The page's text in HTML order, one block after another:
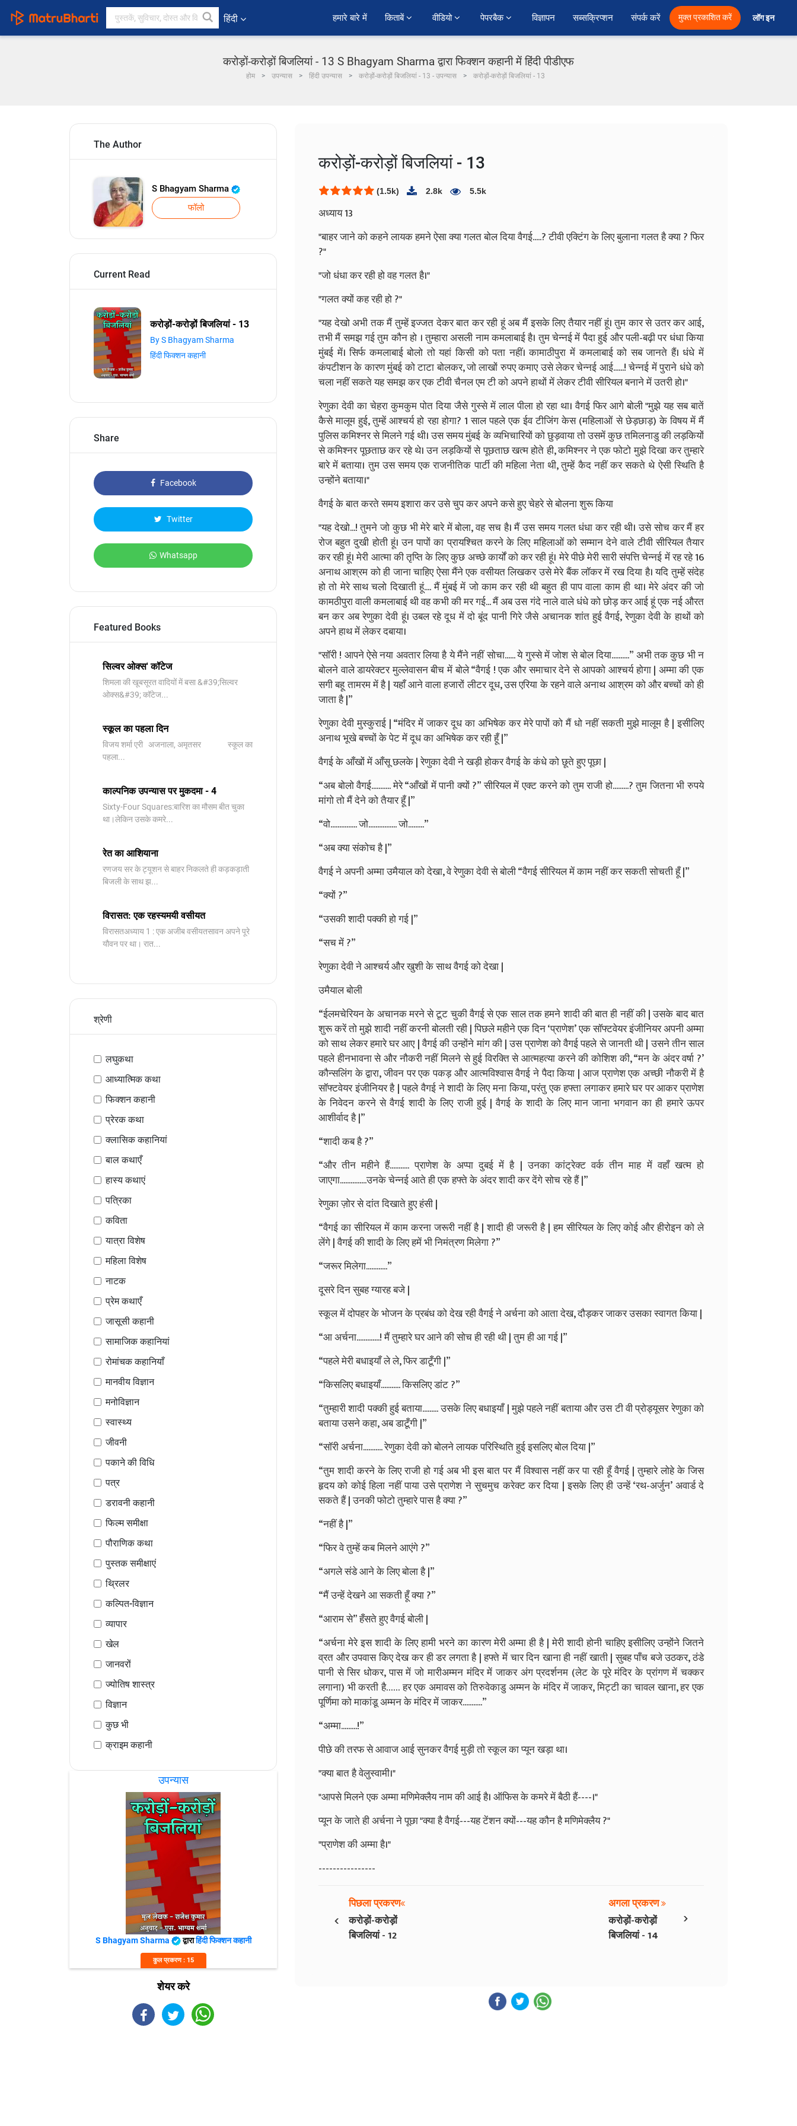
हिंदी हमारे बारे में किताबें वीडियो पेपरबैक विज्ञापन सब्सक्रिप्शन संपर्क करें मुक्त प्रकाशित करें लॉग इन
करोड़ों-करोड़ों बिजलियां - 13 S Bhagyam Sharma द्वारा फिक्शन कहानी में हिंदी पीडीएफ
होम उपन्यास हिंदी उपन्यास करोड़ों-करोड़ों बिजलियां - 13 - उपन्यास करोड़ों-करोड़ों बिजलियां - 13
The Author
S Bhagyam Sharma
फॉलो
Current Read
करोड़ों-करोड़ों बिजलियां - 13
By S Bhagyam Sharma
हिंदी फिक्शन कहानी
Share
Facebook
Twitter
Whatsapp
Featured Books
सिल्वर ओक्स' कॉटेज
शिमला की खूबसूरत वादियों में बसा &#39;सिल्वर
ओक्स&#39; कॉटेज...
स्कूल का पहला दिन
विजय शर्मा एरी अजनाला, अमृतसर स्कूल का
पहला...
काल्पनिक उपन्यास पर मुकदमा - 4
Sixty-Four Squares:बारिश का मौसम बीत चुका
था।लेकिन उसके कमरे...
रेत का आशियाना
रणजय सर के ट्यूशन से बाहर निकलते ही कड़कड़ाती
बिजली के साथ झ...
विरासत: एक रहस्यमयी वसीयत
विरासतअध्याय 1 : एक अजीब वसीयतसावन अपने पूरे
यौवन पर था। रात...
श्रेणी
लघुकथा
आध्यात्मिक कथा
फिक्शन कहानी
प्रेरक कथा
क्लासिक कहानियां
बाल कथाएँ
हास्य कथाएं
पत्रिका
कविता
यात्रा विशेष
महिला विशेष
नाटक
प्रेम कथाएँ
जासूसी कहानी
सामाजिक कहानियां
रोमांचक कहानियाँ
मानवीय विज्ञान
मनोविज्ञान
स्वास्थ्य
जीवनी
पकाने की विधि
पत्र
डरावनी कहानी
फिल्म समीक्षा
पौराणिक कथा
पुस्तक समीक्षाएं
थ्रिलर
कल्पित-विज्ञान
व्यापार
खेल
जानवरों
ज्योतिष शास्त्र
विज्ञान
कुछ भी
क्राइम कहानी
उपन्यास
S Bhagyam Sharma द्वाराहिंदी फिक्शन कहानी
कुल प्रकरण : 15
शेयर करे
करोड़ों-करोड़ों बिजलियां - 13
(1.5k) 2.8k 5.5k
अध्याय 13
"बाहर जाने को कहने लायक हमने ऐसा क्या गलत बोल दिया वैगई.....? टीवी एक्टिंग के लिए बुलाना गलत है क्या ? फिर
?"
"जो धंधा कर रही हो वह गलत है।"
"गलत क्यों कह रही हो ?"
"यह देखो अभी तक मैं तुम्हें इज्जत देकर बात कर रही हूं अब मैं इसके लिए तैयार नहीं हूं। तुम कार से उतर कर आई,
तभी मैं समझ गई तुम कौन हो । तुम्हारा असली नाम कमलाबाई है। तुम चेन्नई में पैदा हुई और पली-बढ़ी पर धंधा किया
मुंबई में। सिर्फ कमलाबाई बोलो तो यहां किसी को पता नहीं। कामाठीपुरा में कमलाबाई को सब जानते हैं। धंधे में
कंपटीशन के कारण मुंबई को टाटा बोलकर, जो लाखों रुपए कमाए उसे लेकर चेन्नई आई......! चेन्नई में पुराने धंधे को
चला नहीं सकते यह समझ कर एक टीवी चैनल एम टी को अपने हाथों में लेकर टीवी सीरियल बनाने में उतरी हो।"
रेणुका देवी का चेहरा कुमकुम पोत दिया जैसे गुस्से में लाल पीला हो रहा था। वैगई फिर आगे बोली "मुझे यह सब बातें
कैसे मालूम हुई, तुम्हें आश्चर्य हो रहा होगा? 1 साल पहले एक ईव टीजिंग केस (महिलाओं से छेड़छाड़) के विषय में मैं
पुलिस कमिश्नर से मिलने गई थी। उस समय मुंबई के व्यभिचारियों को छुड़वाया तो उसमें कुछ तमिलनाडु की लड़कियों
से कमिश्नर पूछताछ कर रहे थे। उन लड़कियों से पूछताछ खत्म होते ही, कमिश्नर ने एक फोटो मुझे दिखा कर तुम्हारे
बारे में बताया। तुम उस समय एक राजनीतिक पार्टी की महिला नेता थी, तुम्हें कैद नहीं कर सकते थे ऐसी स्थिति है
उन्होंने बताया।"
वैगई के बात करते समय इशारा कर उसे चुप कर अपने कसे हुए चेहरे से बोलना शुरू किया
"यह देखो...! तुमने जो कुछ भी मेरे बारे में बोला, वह सच है। मैं उस समय गलत धंधा कर रही थी। उसे सोच कर मैं हर
रोज बहुत दुखी होती हूं। उन पापों का प्रायश्चित करने के लिए महिलाओं को सम्मान देने वाले टीवी सीरियल तैयार
कर रही हूं। मेरी आत्मा की तृप्ति के लिए कुछ अच्छे कार्यों को कर रही हूं। मेरे पीछे मेरी सारी संपत्ति चेन्नई में रह रहे 16
अनाथ आश्रम को ही जाना चाहिए ऐसा मैंने एक वसीयत लिखकर उसे मेरे बैंक लॉकर में रख दिया है। यदि तुम्हें संदेह
हो तो मेरे साथ चलो दिखाती हूं.... मैं मुंबई में जो काम कर रही थी बहुत ही पाप वाला काम ही था। मेरे अंदर की जो
कामठीपुरा वाली कमलाबाई थी वह कभी की मर गई... मैं अब उस गंदे नाले वाले धंधे को छोड़ कर आई हूं एक नई औरत
बन कर अब रेणुका देवी हूं। उबल रहे दूध में दो बूंद पानी गिरे जैसे अचानक शांत हुई वैगई, रेणुका देवी के हाथों को
अपने हाथ में लेकर दबाया।
"सॉरी ! आपने ऐसे नया अवतार लिया है ये मैंने नहीं सोचा...... ये गुस्से में जोश से बोल दिया..........” अभी तक कुछ भी न
बोलने वाले डायरेक्टर मुल्लेवासन बीच में बोले “वैगई ! एक और समाचार देने से आपको आश्चर्य होगा | अम्मा की एक
सगी बहू तामरम में है | यहाँ आने वाला हजारों लीटर दूध, उस एरिया के रहने वाले अनाथ आश्रम को और बच्चों को ही
जाता है |”
रेणुका देवी मुस्कुराई | “मंदिर में जाकर दूध का अभिषेक कर मेरे पापों को मैं धो नहीं सकती मुझे मालूम है | इसीलिए
अनाथ भूखे बच्चों के पेट में दूध का अभिषेक कर रही हूँ |”
वैगई के आँखों में आँसू छलके | रेणुका देवी ने खड़ी होकर वैगई के कंधे को छूते हुए पूछा |
“अब बोलो वैगई........... मेरे “आँखों में पानी क्यों ?” सीरियल में एक्ट करने को तुम राजी हो.........? तुम जितना भी रुपये
मांगो तो मैं देने को तैयार हूँ |”
“वो............... जो................ जो.........”
“अब क्या संकोच है |”
वैगई ने अपनी अम्मा उमैयाल को देखा, वे रेणुका देवी से बोली “वैगई सीरियल में काम नहीं कर सकती सोचती हूँ |”
“क्यों ?”
“उसकी शादी पक्की हो गई |”
“सच में ?”
रेणुका देवी ने आश्चर्य और खुशी के साथ वैगई को देखा |
उमैयाल बोली
“ईलमचेरियन के अचानक मरने से टूट चुकी वैगई से एक साल तक हमने शादी की बात ही नहीं की | उसके बाद बात
शुरू करें तो मुझे शादी नहीं करनी बोलती रही | पिछले महीने एक दिन ‘प्राणेश’ एक सॉफ्टवेयर इंजीनियर अपनी अम्मा
को साथ लेकर हमारे घर आए | वैगई की उन्होंने मांग की | उस प्राणेश को वैगई पहले से जानती थी | उसने तीन साल
पहले हीनभावना से और नौकरी नहीं मिलने से हुई विरक्ति से आत्महत्या करने की कोशिश की, “मन के अंदर वर्षा ?’
कौन्सलिंग के द्वारा, जीवन पर एक पकड़ और आत्मविश्वास वैगई ने पैदा किया | आज प्राणेश एक अच्छी नौकरी में है
सॉफ्टवेयर इंजीनियर है | पहले वैगई ने शादी के लिए मना किया, परंतु एक हफ्ता लगाकर हमारे घर पर आकर प्राणेश
के निवेदन करने से वैगई शादी के लिए राजी हुई | वैगई के शादी के लिए मान जाना भगवान का ही हमारे ऊपर
आशीर्वाद है |”
“शादी कब है ?”
“और तीन महीने हैं........... प्राणेश के अप्पा दुबई में है | उनका कांट्रेक्ट वर्क तीन माह में वहाँ खत्म हो
जाएगा...............उनके चेन्नई आते ही एक हफ्ते के अंदर शादी कर देंगे सोच रहे हैं |”
रेणुका ज़ोर से दांत दिखाते हुए हंसी |
“वैगई का सीरियल में काम करना जरूरी नहीं है | शादी ही जरूरी है | हम सीरियल के लिए कोई और हीरोइन को ले
लेंगे | वैगई की शादी के लिए हमें भी निमंत्रण मिलेगा ?”
“जरूर मिलेगा............”
दूसरे दिन सुबह ग्यारह बजे |
स्कूल में दोपहर के भोजन के प्रबंध को देख रही वैगई ने अर्चना को आता देख, दौड़कर जाकर उसका स्वागत किया |
“आ अर्चना.............! मैं तुम्हारे घर आने की सोच ही रही थी | तुम ही आ गई |”
“पहले मेरी बधाइयाँ ले ले, फिर डाटूँगी |”
“किसलिए बधाइयाँ........... किसलिए डांट ?”
“तुम्हारी शादी पक्की हुई बताया......... उसके लिए बधाइयाँ | मुझे पहले नहीं बताया और उस टी वी प्रोड्यूसर रेणुका को
बताया उसने कहा, अब डाटूँगी |”
“सॉरी अर्चना........... रेणुका देवी को बोलने लायक परिस्थिति हुई इसलिए बोल दिया |”
“तुम शादी करने के लिए राजी हो गई अब भी इस बात पर मैं विश्वास नहीं कर पा रही हूँ वैगई | तुम्हारे लोहे के जिस
हृदय को कोई हिला नहीं पाया उसे प्राणेश ने सुचमुच करेक्ट कर दिया | इसके लिए ही उन्हें ‘रथ-अर्जुन’ अवार्ड दे
सकते हैं | उनकी फोटो तुम्हारे पास है क्या ?”
“नहीं है |”
“फिर वे तुम्हें कब मिलने आएंगे ?”
“अगले संडे आने के लिए बोला है |”
“मैं उन्हें देखने आ सकती हूँ क्या ?”
“आराम से” हँसते हुए वैगई बोली |
“अर्चना मेरे इस शादी के लिए हामी भरने का कारण मेरी अम्मा ही है | मेरी शादी होनी चाहिए इसीलिए उन्होंने जितने
व्रत और उपवास किए देख कर ही डर लगता है | हफ्ते में चार दिन खाना ही नहीं खाती | सुबह पाँच बजे उठकर, ठंडे
पानी से सिर धोकर, पास में जो मारीअम्मन मंदिर में जाकर अंग प्रदर्शनम (लेट के पूरे मंदिर के प्रांगण में चक्कर
लगाना) भी करती है…… हर एक अमावस को तिरुवेकाडु अम्मन के मंदिर में जाकर, मिट्टी का चावल खाना, हर एक
पूर्णिमा को माकांडू अम्मन के मंदिर में जाकर...........”
“अम्मा.........!”
पीछे की तरफ से आवाज आई सुनकर वैगई मुड़ी तो स्कूल का प्यून खड़ा था।
"क्या बात है वेलुस्वामी।"
"आपसे मिलने एक अम्मा मणिमेक्लैय नाम की आई है। ऑफिस के कमरे में बैठी हैं----।"
प्यून के जाते ही अर्चना ने पूछा "क्या है वैगई---यह टेंशन क्यों---यह कौन है मणिमेक्लैय ?"
"प्राणेश की अम्मा है।"
----------------
‹
पिछला प्रकरण
करोड़ों-करोड़ों
बिजलियां - 12
›
अगला प्रकरण
करोड़ों-करोड़ों
बिजलियां - 14